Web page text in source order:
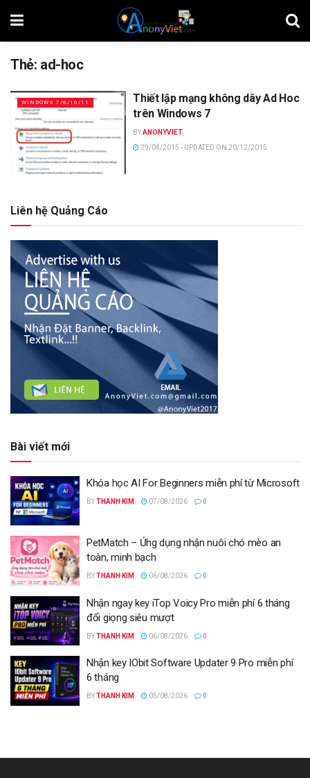
Thẻ: ad-hoc
WINDOWS 7/8/10/11
Thiết lập mạng không dây Ad Hoc
trên Windows 7
BYANONYVIET
29/04/2015 - UPDATED ON 20/12/2015
Liên hệ Quảng Cáo
Bài viết mới
Khóa học AI For Beginners miễn phí từ Microsoft
BYTHANH KIM 07/08/2026 0
PetMatch – Ứng dụng nhận nuôi chó mèo an
toàn, minh bạch
BYTHANH KIM 06/08/2026 0
Nhận ngay key iTop Voicy Pro miễn phí 6 tháng
đổi giọng siêu mượt
BYTHANH KIM 06/08/2026 0
Nhận key IObit Software Updater 9 Pro miễn phí
6 tháng
BYTHANH KIM 05/08/2026 0